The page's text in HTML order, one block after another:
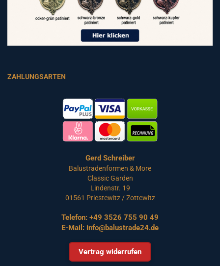
ZAHLUNGSARTEN
Gerd Schreiber
Balustradenformen & More
Classic Garden
Lindenstr. 19
01561 Priestewitz / Zottewitz
Telefon: +49 3526 755 90 49
E-Mail: info@balustrade24.de
Vertrag widerrufen